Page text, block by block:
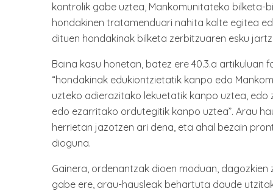
kontrolik gabe uztea, Mankomunitateko bilketa-
hondakinen tratamenduari nahita kalte egitea
dituen hondakinak bilketa zerbitzuaren esku
Baina kasu honetan, batez ere 40.3.a artikuluan
“hondakinak edukiontzietatik kanpo edo
uzteko adierazitako lekuetatik kanpo uztea, edo
edo ezarritako ordutegitik kanpo uztea”. Arau
herrietan jazotzen ari dena, eta ahal bezain
dioguna.
Gainera, ordenantzak dioen moduan,
gabe ere, arau-hausleak behartuta daude